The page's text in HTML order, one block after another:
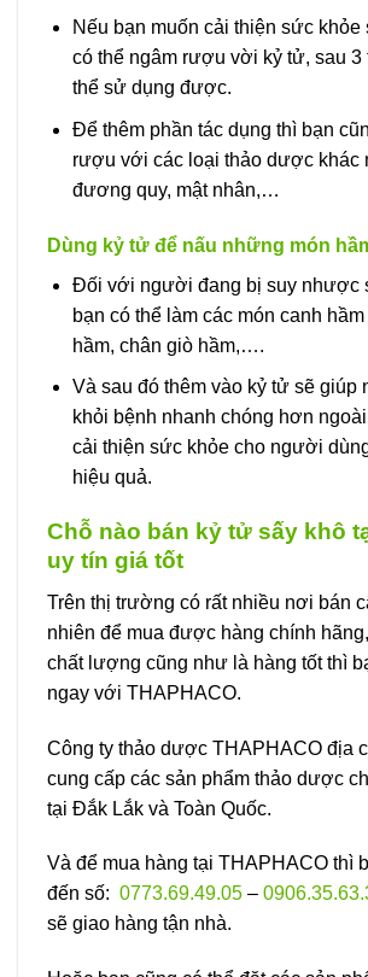
Nếu bạn muốn cải thiện sức khỏe
có thể ngâm rượu vời kỷ tử, sau 3
thể sử dụng được.
Để thêm phần tác dụng thì bạn
rượu với các loại thảo dược khác
đương quy, mật nhân,…
Dùng kỷ tử để nấu những món
Đối với người đang bị suy nhược
bạn có thể làm các món canh
hầm, chân giò hầm,….
Và sau đó thêm vào kỷ tử sẽ giúp
khỏi bệnh nhanh chóng hơn
cải thiện sức khỏe cho người
hiệu quả.
Chỗ nào bán kỷ tử sấy khô
uy tín giá tốt
Trên thị trường có rất nhiều nơi bán
nhiên để mua được hàng chính
chất lượng cũng như là hàng tốt thì
ngay với THAPHACO.
Công ty thảo dược THAPHACO địa
cung cấp các sản phẩm thảo dược
tại Đắk Lắk và Toàn Quốc.
Và để mua hàng tại THAPHACO thì
đến số: 0773.69.49.05 –
sẽ giao hàng tận nhà.